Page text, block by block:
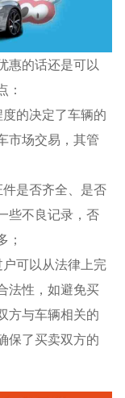
惠的话还是可以
：
的决定了车辆的
市场交易，其管
是否齐全、是否
些不良记录，否
；
可以从法律上完
法性，如避免买
方与车辆相关的
保了买卖双方的